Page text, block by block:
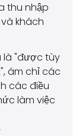
thu nhập
khách
là "được tùy
ám chỉ các
các điều
làm việc